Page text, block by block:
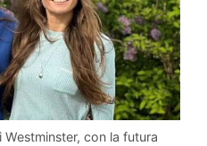
con la futura